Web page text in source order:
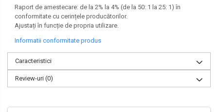
Raport de amestecare: de la 2% la 4% (de la 50: 1 la 25: 1) în
conformitate cu cerințele producătorilor.
Ajustați în funcție de propria utilizare.
Informatii conformitate produs
Caracteristici
Review-uri (0)